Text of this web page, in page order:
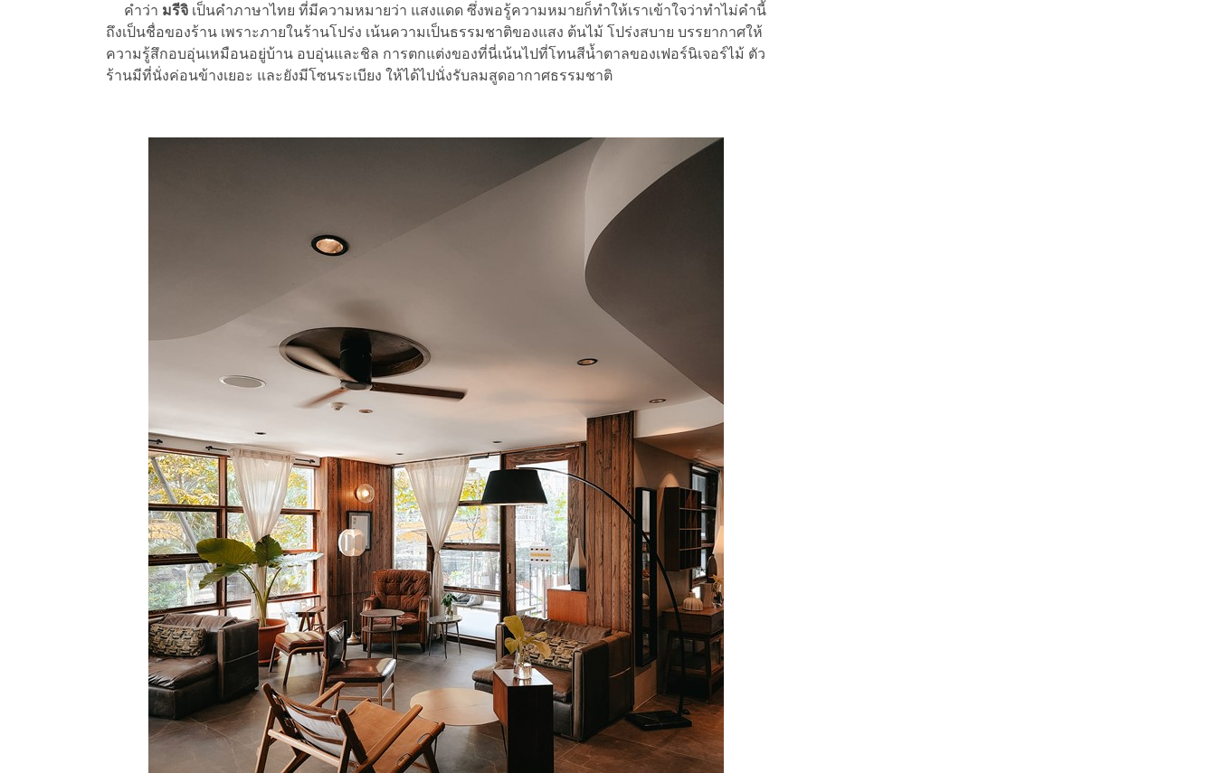
คำว่า มรีจิ เป็นคำภาษาไทย ที่มีความหมายว่า แสงแดด ซึ่งพอรู้ความหมายก็ทำให้เราเข้าใจว่าทำไม่คำนี้
ถึงเป็นชื่อของร้าน เพราะภายในร้านโปร่ง เน้นความเป็นธรรมชาติของแสง ต้นไม้ โปร่งสบาย บรรยากาศให้
ความรู้สึกอบอุ่นเหมือนอยู่บ้าน อบอุ่นและชิล การตกแต่งของที่นี่เน้นไปที่โทนสีน้ำตาลของเฟอร์นิเจอร์ไม้ ตัว
ร้านมีที่นั่งค่อนข้างเยอะ และยังมีโซนระเบียง ให้ได้ไปนั่งรับลมสูดอากาศธรรมชาติ